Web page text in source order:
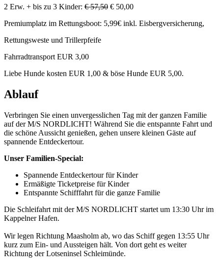
2 Erw. + bis zu 3 Kinder: € 57,50 € 50,00
Premiumplatz im Rettungsboot: 5,99€ inkl. Eisbergversicherung,
Rettungsweste und Trillerpfeife
Fahrradtransport EUR 3,00
Liebe Hunde kosten EUR 1,00 & böse Hunde EUR 5,00.
Ablauf
Verbringen Sie einen unvergesslichen Tag mit der ganzen Familie
auf der M/S NORDLICHT! Während Sie die entspannte Fahrt und
die schöne Aussicht genießen, gehen unsere kleinen Gäste auf
spannende Entdeckertour.
Unser Familien-Special:
Spannende Entdeckertour für Kinder
Ermäßigte Ticketpreise für Kinder
Entspannte Schifffahrt für die ganze Familie
Die Schleifahrt mit der M/S NORDLICHT startet um 13:30 Uhr im
Kappelner Hafen.
Wir legen Richtung Maasholm ab, wo das Schiff gegen 13:55 Uhr
kurz zum Ein- und Aussteigen hält. Von dort geht es weiter
Richtung der Lotseninsel Schleimünde.